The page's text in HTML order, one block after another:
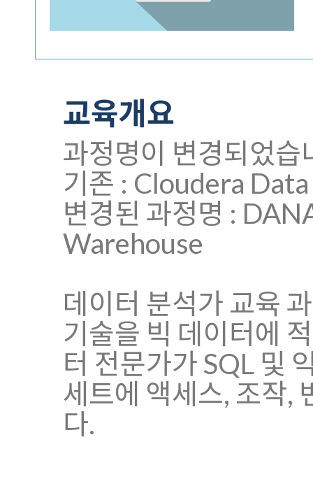
교육개요
과정명이 변경되었습
기존 : Cloudera
변경된 과정명 :
Warehouse
데이터 분석가 교육
기술을 빅 데이터에
터 전문가가 SQL 및
세트에 액세스, 조작,
다.